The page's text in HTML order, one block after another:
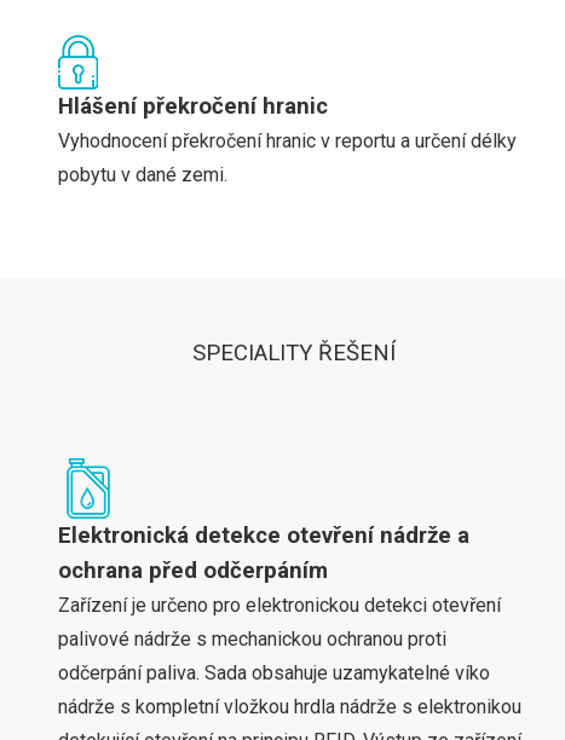
Hlášení překročení hranic
Vyhodnocení překročení hranic v reportu a určení délky
pobytu v dané zemi.
SPECIALITY ŘEŠENÍ
Elektronická detekce otevření nádrže a
ochrana před odčerpáním
Zařízení je určeno pro elektronickou detekci otevření
palivové nádrže s mechanickou ochranou proti
odčerpání paliva. Sada obsahuje uzamykatelné víko
nádrže s kompletní vložkou hrdla nádrže s elektronikou